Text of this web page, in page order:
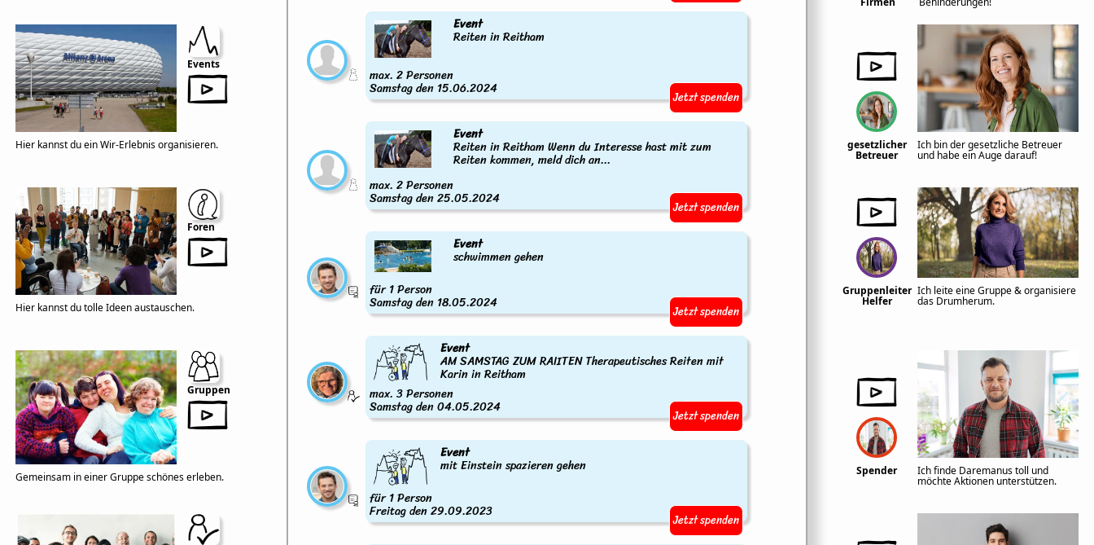
Events
Hier kannst du ein Wir-Erlebnis organisieren.
Foren
Hier kannst du tolle Ideen austauschen.
Gruppen
Gemeinsam in einer Gruppe schönes erleben.
Event
Reiten in Reitham
max. 2 Personen
Samstag den 15.06.2024 Jetzt spenden
Event
Reiten in Reitham Wenn du Interesse hast mit zum
Reiten kommen, meld dich an...
max. 2 Personen
Samstag den 25.05.2024 Jetzt spenden
Event
schwimmen gehen
für 1 Person
Samstag den 18.05.2024 Jetzt spenden
Event
AM SAMSTAG ZUM RAIITEN Therapeutisches Reiten mit
Karin in Reitham
max. 3 Personen
Samstag den 04.05.2024 Jetzt spenden
Event
mit Einstein spazieren gehen
für 1 Person
Freitag den 29.09.2023 Jetzt spenden
gesetzlicher
Betreuer
Ich bin der gesetzliche Betreuer
und habe ein Auge darauf!
Gruppenleiter
Helfer
Ich leite eine Gruppe & organisiere
das Drumherum.
Spender Ich finde Daremanus toll und
möchte Aktionen unterstützen.